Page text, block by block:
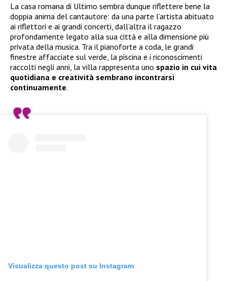
La casa romana di Ultimo sembra dunque riflettere bene la
doppia anima del cantautore: da una parte l’artista abituato
ai riflettori e ai grandi concerti, dall’altra il ragazzo
profondamente legato alla sua città e alla dimensione più
privata della musica. Tra il pianoforte a coda, le grandi
finestre affacciate sul verde, la piscina e i riconoscimenti
raccolti negli anni, la villa rappresenta uno spazio in cui vita
quotidiana e creatività sembrano incontrarsi
continuamente.
Visualizza questo post su Instagram